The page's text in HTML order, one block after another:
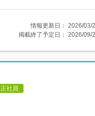
情報更新日： 2026/03/
掲載終了予定日： 2026/09/
正社員